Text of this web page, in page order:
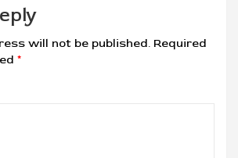
will not be published. Required
*